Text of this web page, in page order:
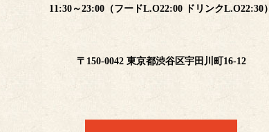
11:30～23:00（フードL.O22:00 ドリンクL.O22:30）
〒150-0042 東京都渋谷区宇田川町16-12